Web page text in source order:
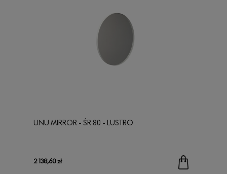
UNU MIRROR - ŚR 80 - LUSTRO
2 138,60 zł